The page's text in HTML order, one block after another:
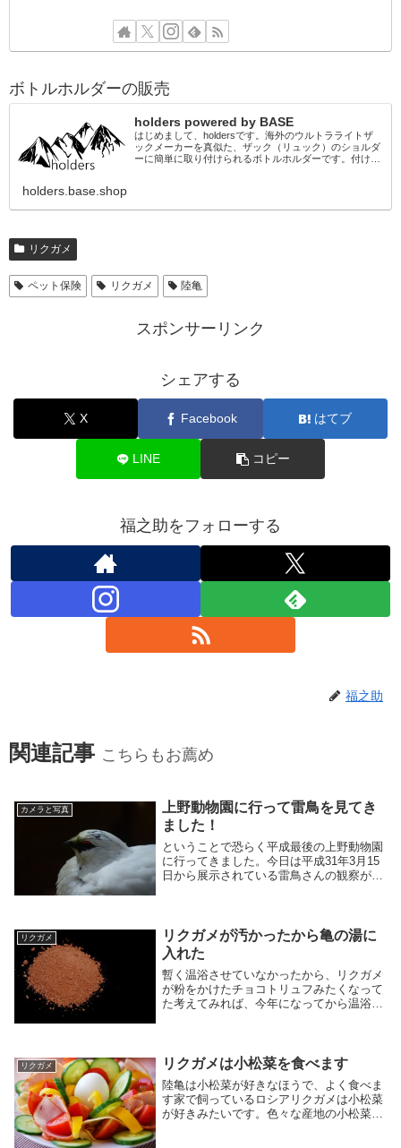
ボトルホルダーの販売
holders powered by BASE
はじめまして、holdersです。海外のウルトラライトザ
ックメーカーを真似た、ザック（リュック）のショルダ
ーに簡単に取り付けられるボトルホルダーです。付ける
holders.base.shop
リクガメ
ペット保険 リクガメ 陸亀
スポンサーリンク
シェアする
X Facebook はてブ
LINE コピー
福之助をフォローする
福之助
関連記事 こちらもお薦め
カメラと写真
上野動物園に行って雷鳥を見てき
ました！
ということで恐らく平成最後の上野動物園
に行ってきました。今日は平成31年3月15
日から展示されている雷鳥さんの観察が主
リクガメ
リクガメが汚かったから亀の湯に
入れた
暫く温浴させていなかったから、リクガメ
が粉をかけたチョコトリュフみたくなって
た考えてみれば、今年になってから温浴さ
いて全くご存じ...
リクガメ リクガメは小松菜を食べます
陸亀は小松菜が好きなほうで、よく食べま
す家で飼っているロシアリクガメは小松菜
が好きみたいです。色々な産地の小松菜が